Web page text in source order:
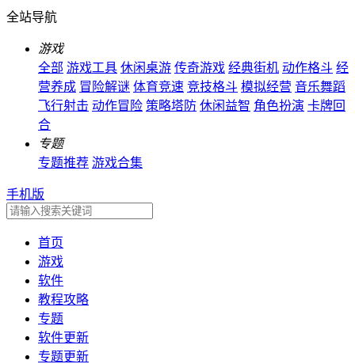
全站导航
游戏
全部 游戏工具 休闲桌游 传奇游戏 经典街机 动作格斗 经
营养成 冒险解谜 体育竞速 竞技格斗 模拟经营 音乐舞蹈
飞行射击 动作冒险 策略塔防 休闲益智 角色扮演 卡牌回
合
专题
专题推荐 游戏合集
手机版
首页
游戏
软件
教程攻略
专题
软件更新
专题更新